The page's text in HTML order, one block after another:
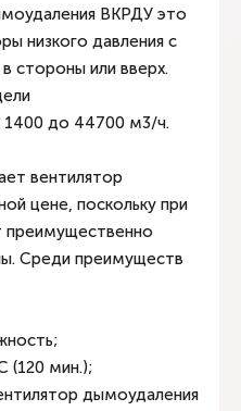
ВКРДУ это
низкого давления с
стороны или вверх.
1400 до 44700 м3/ч.
вентилятор
цене, поскольку при
преимущественно
Среди преимуществ
(120 мин.);
дымоудаления